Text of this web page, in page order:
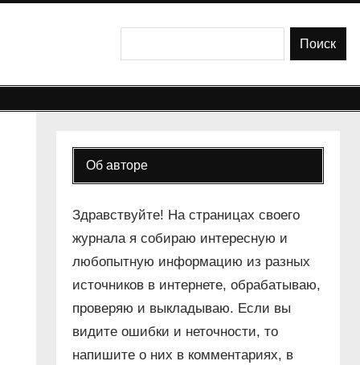
Поиск
Об авторе
Здравствуйте! На страницах своего
журнала я собираю интересную и
любопытную информацию из разных
источников в интернете, обрабатываю,
проверяю и выкладываю. Если вы
видите ошибки и неточности, то
напишите о них в комментариях, в